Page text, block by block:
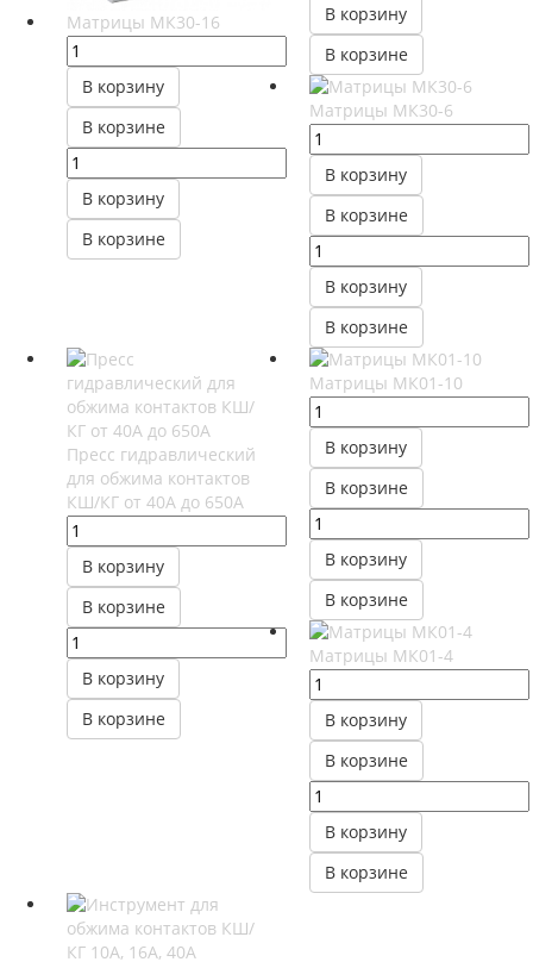
Матрицы МК30-16
В корзину
В корзине
В корзину
В корзине
В корзину
В корзине
Матрицы МК30-6
В корзину
В корзине
В корзину
В корзине
Пресс гидравлический
для обжима контактов
КШ/КГ от 40А до 650А
В корзину
В корзине
В корзину
В корзине
Матрицы МК01-10
В корзину
В корзине
В корзину
В корзине
Матрицы МК01-4
В корзину
В корзине
В корзину
В корзине